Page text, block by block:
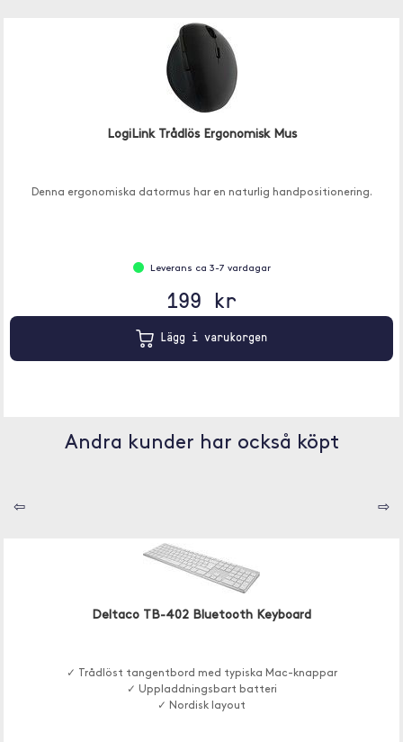
LogiLink Trådlös Ergonomisk Mus
Denna ergonomiska datormus har en naturlig handpositionering.
Leverans ca 3-7 vardagar
199 kr
Lägg i varukorgen
Andra kunder har också köpt
⇦ ⇨
Deltaco TB-402 Bluetooth Keyboard
✓ Trådlöst tangentbord med typiska Mac-knappar
✓ Uppladdningsbart batteri
✓ Nordisk layout